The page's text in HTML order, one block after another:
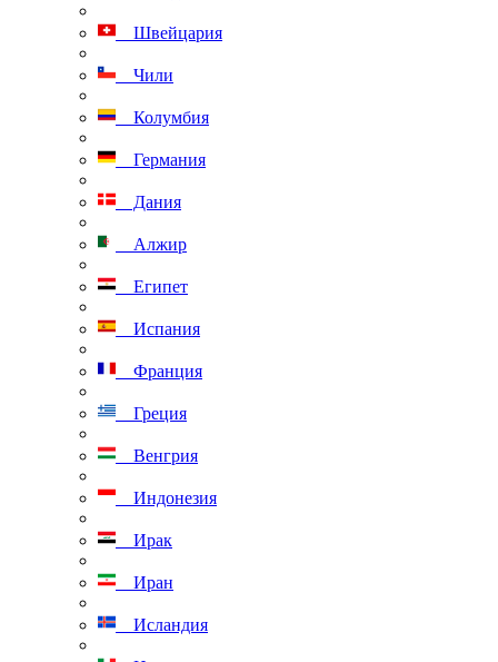
Швейцария
Чили
Колумбия
Германия
Дания
Алжир
Египет
Испания
Франция
Греция
Венгрия
Индонезия
Ирак
Иран
Исландия